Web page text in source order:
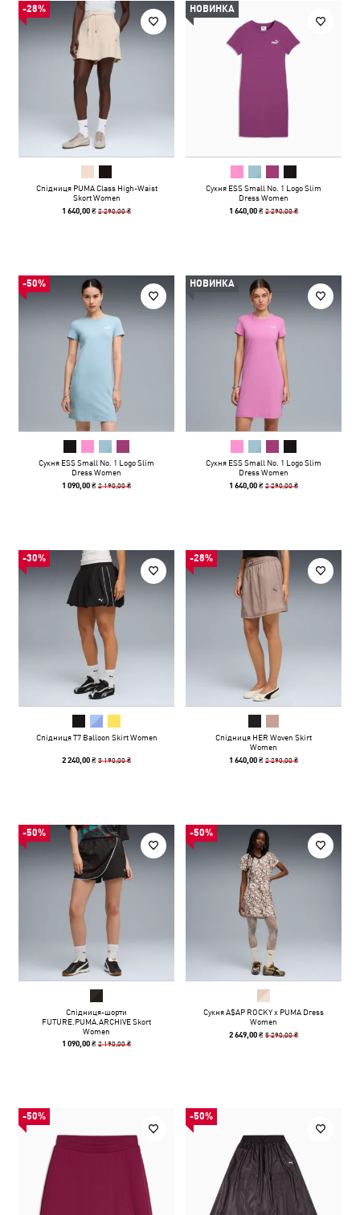
-28%
Спідниця PUMA Class High-Waist
Skort Women
1 640,00 ₴2 290,00 ₴
НОВИНКА
Сукня ESS Small No. 1 Logo Slim
Dress Women
1 640,00 ₴2 290,00 ₴
-50%
Сукня ESS Small No. 1 Logo Slim
Dress Women
1 090,00 ₴2 190,00 ₴
НОВИНКА
Сукня ESS Small No. 1 Logo Slim
Dress Women
1 640,00 ₴2 290,00 ₴
-30%
Спідниця T7 Balloon Skirt Women
2 240,00 ₴3 190,00 ₴
-28%
Спідниця HER Woven Skirt
Women
1 640,00 ₴2 290,00 ₴
-50%
Спідниця-шорти
FUTURE.PUMA.ARCHIVE Skort
Women
1 090,00 ₴2 190,00 ₴
-50%
Сукня A$AP ROCKY x PUMA Dress
Women
2 649,00 ₴5 290,00 ₴
-50% -50%